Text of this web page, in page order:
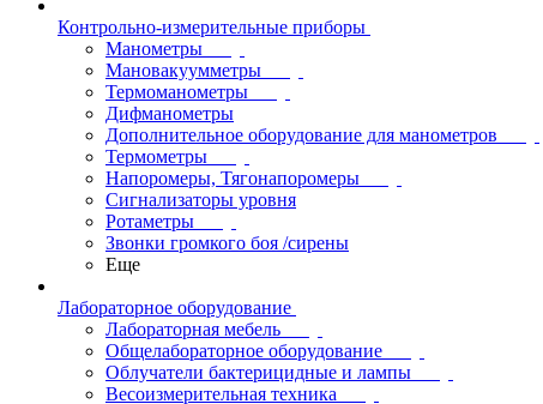
Контрольно-измерительные приборы
Манометры
Мановакуумметры
Термоманометры
Дифманометры
Дополнительное оборудование для манометров
Термометры
Напоромеры, Тягонапоромеры
Сигнализаторы уровня
Ротаметры
Звонки громкого боя /сирены
Еще
Лабораторное оборудование
Лабораторная мебель
Общелабораторное оборудование
Облучатели бактерицидные и лампы
Весоизмерительная техника